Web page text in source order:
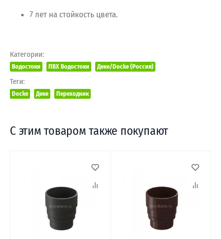
7лет на стойкость цвета.
Категории:
Водостоки ПВХ Водостоки Деке/Docke (Россия)
Теги:
Docke Деке Переходник
С этим товаром также покупают